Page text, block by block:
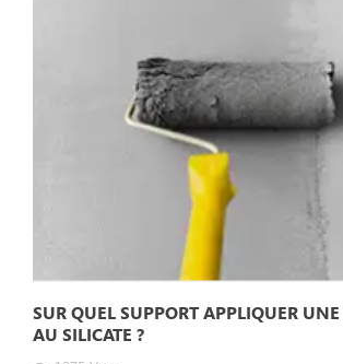
SUR QUEL SUPPORT APPLIQUER
AU SILICATE ?